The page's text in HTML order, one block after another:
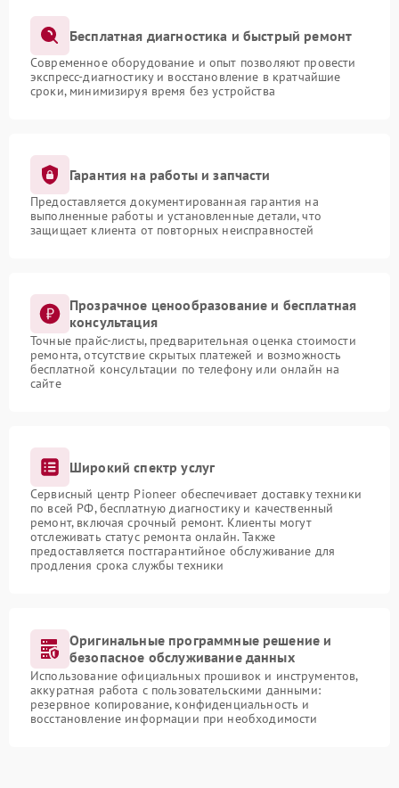
Бесплатная диагностика и быстрый ремонт
Современное оборудование и опыт позволяют провести
экспресс-диагностику и восстановление в кратчайшие
сроки, минимизируя время без устройства
Гарантия на работы и запчасти
Предоставляется документированная гарантия на
выполненные работы и установленные детали, что
защищает клиента от повторных неисправностей
Прозрачное ценообразование и бесплатная
консультация
Точные прайс-листы, предварительная оценка стоимости
ремонта, отсутствие скрытых платежей и возможность
бесплатной консультации по телефону или онлайн на
сайте
Широкий спектр услуг
Сервисный центр Pioneer обеспечивает доставку техники
по всей РФ, бесплатную диагностику и качественный
ремонт, включая срочный ремонт. Клиенты могут
отслеживать статус ремонта онлайн. Также
предоставляется постгарантийное обслуживание для
продления срока службы техники
Оригинальные программные решение и
безопасное обслуживание данных
Использование официальных прошивок и инструментов,
аккуратная работа с пользовательскими данными:
резервное копирование, конфиденциальность и
восстановление информации при необходимости